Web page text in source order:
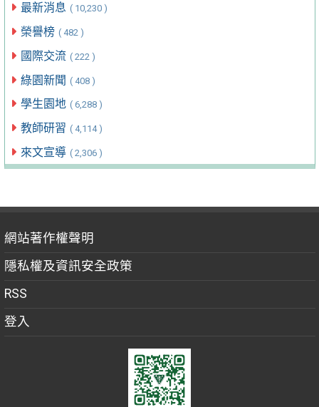
最新消息 ( 10,230 )
榮譽榜 ( 482 )
國際交流 ( 222 )
綠園新聞 ( 408 )
學生園地 ( 6,288 )
教師研習 ( 4,114 )
來文宣導 ( 2,306 )
網站著作權聲明
隱私權及資訊安全政策
RSS
登入